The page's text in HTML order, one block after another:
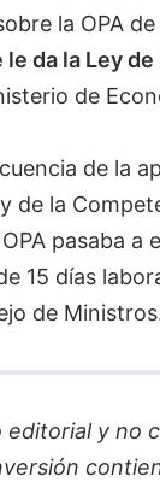
la OPA de
da la Ley
de
de la
de la
pasaba a
15 días
de
y no